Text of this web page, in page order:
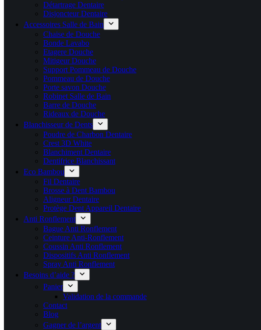
Détartrage Dentaire
Disjoncteur Dentaire
Accessoires Salle de Bain
Chaise de Douche
Bonde Lavabo
Etagere Douche
Mitigeur Douche
Support Pommeau de Douche
Pommeau de Douche
Porte savon Douche
Robinet Salle de Bain
Barre de Douche
Rideaux de Douche
Blanchisseur de Dents
Poudre de Charbon Dentaire
Crest 3D White
Blanchiment Dentaire
Dentifrice Blanchissant
Eco Bambou
Fil Dentaire
Brosse à Dent Bambou
Aligneur Dentaire
Protège Dent Appareil Dentaire
Anti Ronflement
Bague Anti Ronflement
Ceinture Anti-Ronflement
Coussin Anti Ronflement
Dispositifs Anti Ronflement
Spray Anti Ronflement
Besoins d’aide ?
Panier
Validation de la commande
Contact
Blog
Gagner de l’argent